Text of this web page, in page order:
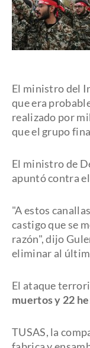
El ministro del
que era
realizado por
que el grupo
El ministro de
apuntó contra
"A estos
castigo que se
razón", dijo
eliminar al
El ataque
muertos y 22
TUSAS, la